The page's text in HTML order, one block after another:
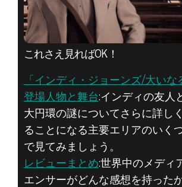
これさえ見ればOK！
「インディ・ジョーンズ/大い
登場人物と舞台:インディの友人
大円環の謎についてさらに詳し
ることになる主要エリアのいく
で見てみましょう。
レビューまとめ:世界中のメディ
エンサーがどんな感想を持った